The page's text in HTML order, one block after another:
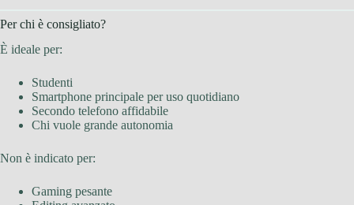
Per chi è consigliato?
È ideale per:
Studenti
Smartphone principale per uso quotidiano
Secondo telefono affidabile
Chi vuole grande autonomia
Non è indicato per:
Gaming pesante